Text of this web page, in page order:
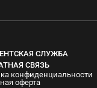
СЛУЖБА
СВЯЗЬ
конфиденциальности
оферта